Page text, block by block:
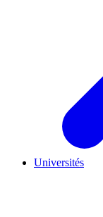
Universités